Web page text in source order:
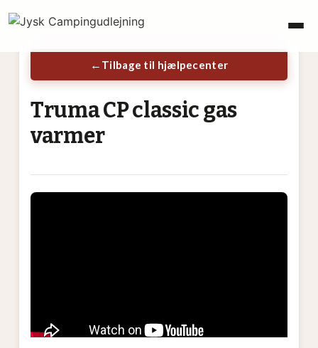
Tilbage til hjælpecenter
Truma CP classic gas
varmer